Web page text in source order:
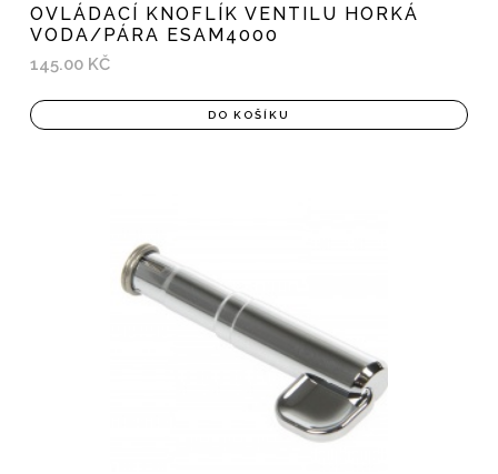
OVLÁDACÍ KNOFLÍK VENTILU HORKÁ
VODA/PÁRA ESAM4000
145.00 KČ
DO KOŠÍKU